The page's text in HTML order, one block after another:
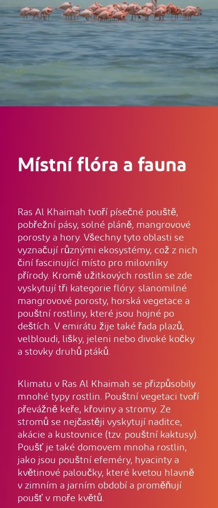
Místní flóra a fauna
Ras Al Khaimah tvoří písečné pouště,
pobřežní pásy, solné pláně, mangrovové
porosty a hory. Všechny tyto oblasti se
vyznačují různými ekosystémy, což z nich
činí fascinující místo pro milovníky
přírody. Kromě užitkových rostlin se zde
vyskytují tři kategorie flóry: slanomilné
mangrovové porosty, horská vegetace a
pouštní rostliny, které jsou hojné po
deštích. V emirátu žije také řada plazů,
velbloudi, lišky, jeleni nebo divoké kočky
a stovky druhů ptáků.
Klimatu v Ras Al Khaimah se přizpůsobily
mnohé typy rostlin. Pouštní vegetaci tvoří
převážně keře, křoviny a stromy. Ze
stromů se nejčastěji vyskytují naditce,
akácie a kustovnice (tzv. pouštní kaktusy).
Poušť je také domovem mnoha rostlin,
jako jsou pouštní efeméry, hyacinty a
květinové paloučky, které kvetou hlavně
v zimním a jarním období a proměňují
poušť v moře květů.